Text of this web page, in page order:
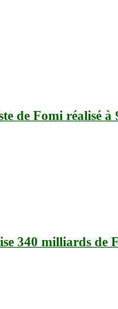
de Fomi réalisé à
340 milliards de